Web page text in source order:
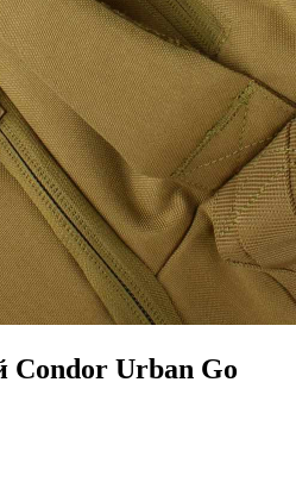
Condor Urban Go